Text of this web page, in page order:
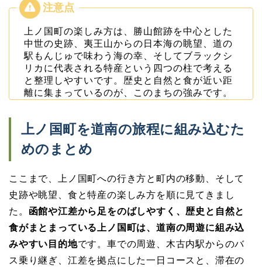
上ノ国町の楽しみ方は、勝山館跡を中心とした
中世の史跡、夷王山からの日本海の眺望、道の
駅もんじゅで味わう海の幸、そしてブラックシ
リカに代表される特産という四つの柱で考える
と整理しやすいです。歴史と自然と食が近い距
離に集まっているのが、このまちの強みです。
上ノ国町を道南の旅程に組み込むた
めのまとめ
ここまで、上ノ国町への行き方と町内の移動、そして
史跡や眺望、食と特産の楽しみ方を順に見てきまし
た。 函館や江差から足をのばしやすく、歴史と自然と
食がまとまっている上ノ国町は、道南の周遊に組み込
みやすい目的地です。車での周遊、木古内駅からのバ
ス乗り継ぎ、江差を拠点にした一日コースと、滞在の